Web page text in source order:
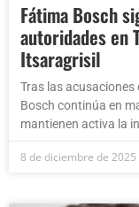
Fátima Bosch
autoridades en
Itsaragrisil
Tras las
Bosch continúa en
mantienen activa la
8 de diciembre de 2025